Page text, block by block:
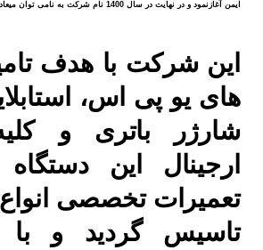
ایمن آغازنمود و در نهایت در سال 1400 نام شرکت به نامی توان میعاد تغییر یافت.
این شرکت با هدف
های یو پی اس،
شارژر باتری و
ارجینال این
تعمیرات تخصصی
تاسیس گردید و با